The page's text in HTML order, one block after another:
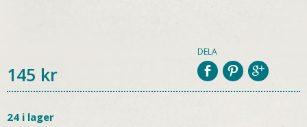
145 kr
DELA
24 i lager